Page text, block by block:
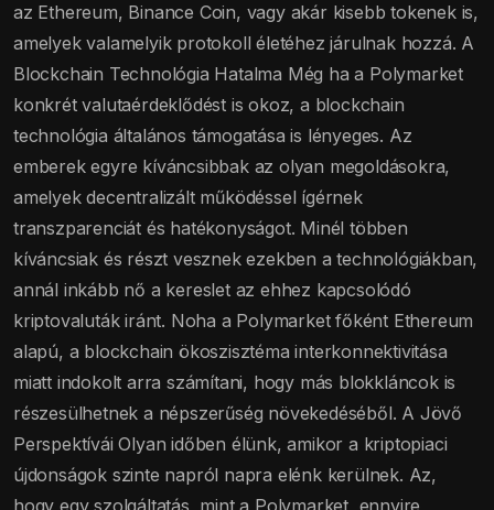
az Ethereum, Binance Coin, vagy akár kisebb tokenek is,
amelyek valamelyik protokoll életéhez járulnak hozzá. A
Blockchain Technológia Hatalma Még ha a Polymarket
konkrét valutaérdeklődést is okoz, a blockchain
technológia általános támogatása is lényeges. Az
emberek egyre kíváncsibbak az olyan megoldásokra,
amelyek decentralizált működéssel ígérnek
transzparenciát és hatékonyságot. Minél többen
kíváncsiak és részt vesznek ezekben a technológiákban,
annál inkább nő a kereslet az ehhez kapcsolódó
kriptovaluták iránt. Noha a Polymarket főként Ethereum
alapú, a blockchain ökoszisztéma interkonnektivitása
miatt indokolt arra számítani, hogy más blokkláncok is
részesülhetnek a népszerűség növekedéséből. A Jövő
Perspektívái Olyan időben élünk, amikor a kriptopiaci
újdonságok szinte napról napra elénk kerülnek. Az,